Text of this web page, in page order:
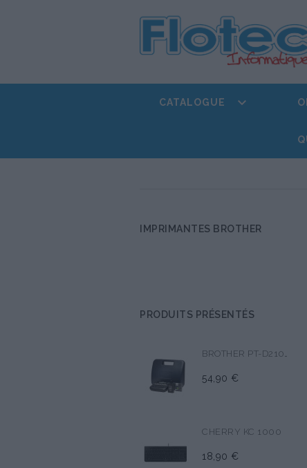

CATALOGUE
IMPRIMANTES BROTHER
PRODUITS PRÉSENTÉS
BROTHER PT-D210VP
54,90 €
CHERRY KC 1000
18,90 €